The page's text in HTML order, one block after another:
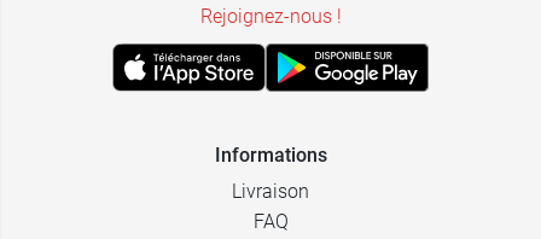
Rejoignez-nous !
Informations
Livraison
FAQ